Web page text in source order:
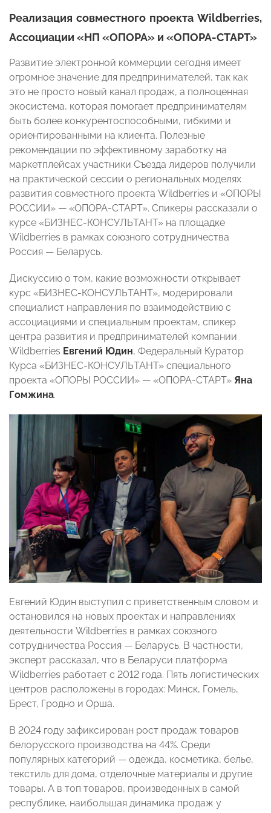
Реализация совместного проекта Wildberries,
Ассоциации «НП «ОПОРА» и «ОПОРА-СТАРТ»
Развитие электронной коммерции сегодня имеет
огромное значение для предпринимателей, так как
это не просто новый канал продаж, а полноценная
экосистема, которая помогает предпринимателям
быть более конкурентоспособными, гибкими и
ориентированными на клиента. Полезные
рекомендации по эффективному заработку на
маркетплейсах участники Съезда лидеров получили
на практической сессии о региональных моделях
развития совместного проекта Wildberries и «ОПОРЫ
РОССИИ» — «ОПОРА-СТАРТ». Спикеры рассказали о
курсе «БИЗНЕС-КОНСУЛЬТАНТ» на площадке
Wildberries в рамках союзного сотрудничества
Россия — Беларусь.
Дискуссию о том, какие возможности открывает
курс «БИЗНЕС-КОНСУЛЬТАНТ», модерировали
специалист направления по взаимодействию с
ассоциациями и специальным проектам, спикер
центра развития и предпринимателей компании
Wildberries Евгений Юдин, Федеральный Куратор
Курса «БИЗНЕС-КОНСУЛЬТАНТ» специального
проекта «ОПОРЫ РОССИИ» — «ОПОРА-СТАРТ» Яна
Гомжина.
Евгений Юдин выступил с приветственным словом и
остановился на новых проектах и направлениях
деятельности Wildberries в рамках союзного
сотрудничества Россия — Беларусь. В частности,
эксперт рассказал, что в Беларуси платформа
Wildberries работает с 2012 года. Пять логистических
центров расположены в городах: Минск, Гомель,
Брест, Гродно и Орша.
В 2024 году зафиксирован рост продаж товаров
белорусского производства на 44%. Среди
популярных категорий — одежда, косметика, белье,
текстиль для дома, отделочные материалы и другие
товары. А в топ товаров, произведенных в самой
республике, наибольшая динамика продаж у